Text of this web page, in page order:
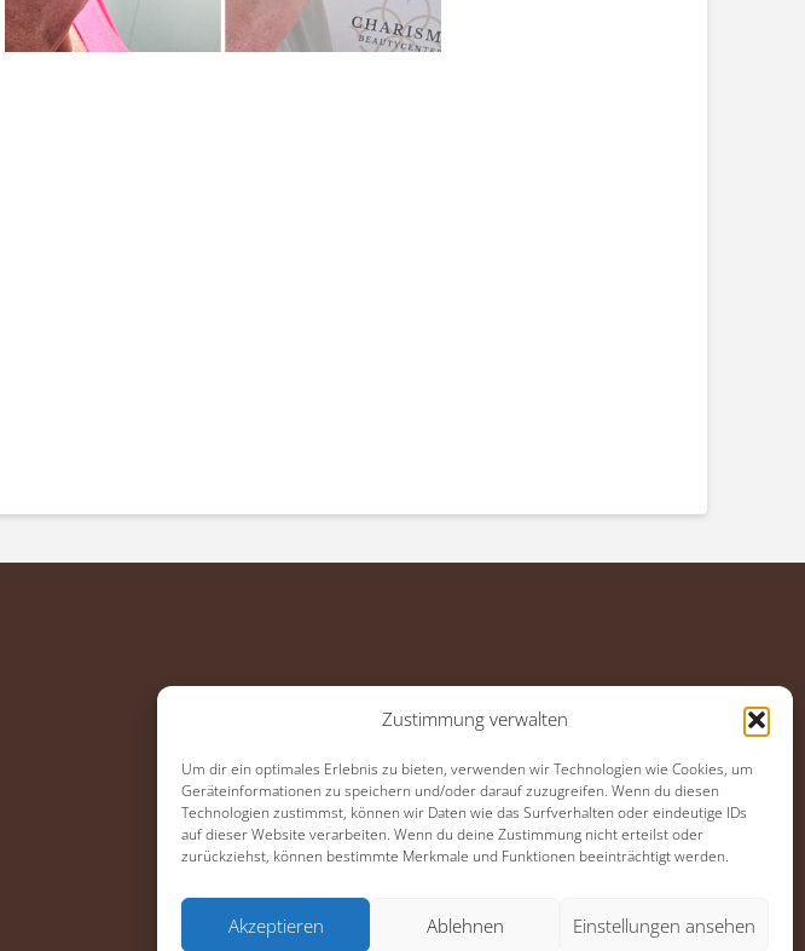
Zustimmung verwalten
Um dir ein optimales Erlebnis zu bieten, verwenden wir Technologien wie Cookies, um
Geräteinformationen zu speichern und/oder darauf zuzugreifen. Wenn du diesen
Technologien zustimmst, können wir Daten wie das Surfverhalten oder eindeutige IDs
auf dieser Website verarbeiten. Wenn du deine Zustimmung nicht erteilst oder
zurückziehst, können bestimmte Merkmale und Funktionen beeinträchtigt werden.
Akzeptieren Ablehnen Einstellungen ansehen
Social-Media